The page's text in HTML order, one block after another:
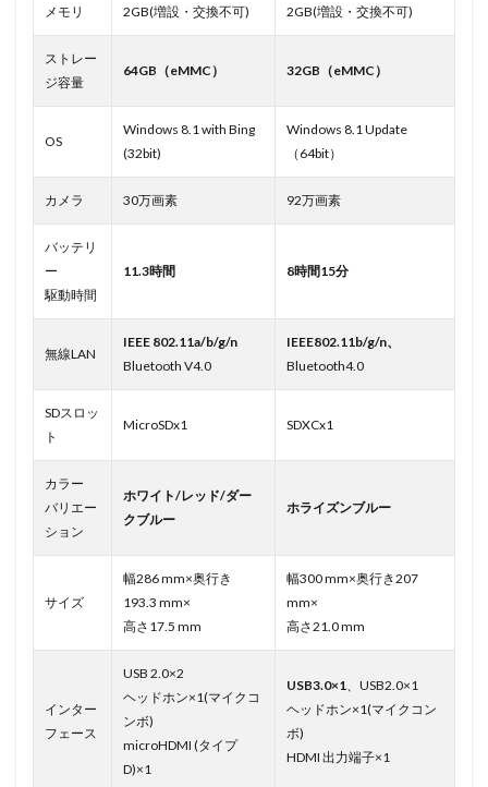
メモリ 2GB(増設・交換不可) 2GB(増設・交換不可)
ストレー
ジ容量
64GB（eMMC） 32GB（eMMC）
OS
Windows 8.1 with Bing
(32bit)
Windows 8.1 Update
（64bit）
カメラ 30万画素 92万画素
バッテリ
ー
駆動時間
11.3時間 8時間15分
無線LAN
IEEE 802.11a/b/g/n
Bluetooth V4.0
IEEE802.11b/g/n、
Bluetooth4.0
SDスロッ
ト
MicroSDx1 SDXCx1
カラー
バリエー
ション
ホワイト/レッド/ダー
クブルー
ホライズンブルー
サイズ
幅286 mm×奥行き
193.3 mm×
高さ17.5 mm
幅300 mm×奥行き207
mm×
高さ21.0 mm
インター
フェース
USB 2.0×2
ヘッドホン×1(マイクコ
ンボ)
microHDMI (タイプ
D)×1
USB3.0×1
、USB2.0×1
ヘッドホン×1(マイクコン
ボ)
HDMI 出力端子×1